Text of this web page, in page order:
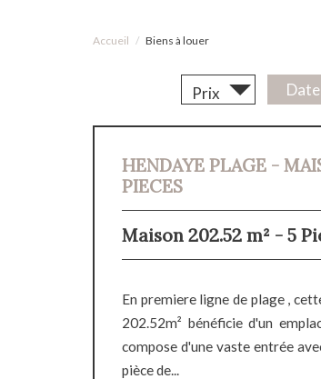
Accueil Biens à louer
Prix Date
HENDAYE PLAGE -
PIECES
Maison 202.52 m² - 5
En premiere ligne de plage ,
202.52m² bénéficie d'un
compose d'une vaste entrée
pièce de...